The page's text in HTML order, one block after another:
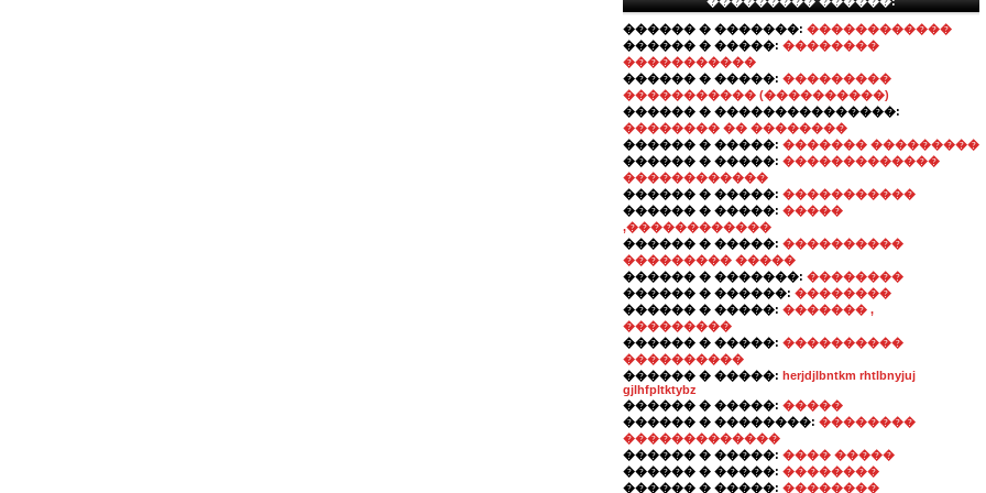
������ � �������: ������������
������ � �����: ��������
�����������
������ � �����: ���������
����������� (����������)
������ � ���������������:
�������� �� ��������
������ � �����: ������� ���������
������ � �����: �������������
������������
������ � �����: �����������
������ � �����: �����
,������������
������ � �����: ����������
��������� �����
������ � �������: ��������
������ � ������: ��������
������ � �����: ������� ,
���������
������ � �����: ����������
����������
������ � �����: herjdjlbntkm rhtlbnyjuj
gjlhfpltktybz
������ � �����: �����
������ � ��������: ��������
�������������
������ � �����: ���� �����
������ � �����: ��������
������ � �����: ��������